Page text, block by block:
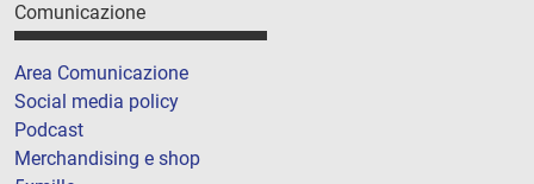
Comunicazione
Area Comunicazione
Social media policy
Podcast
Merchandising e shop